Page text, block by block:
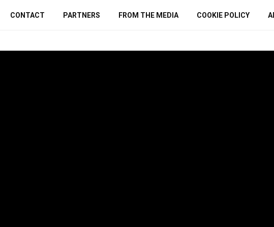
CONTACT PARTNERS FROM THE MEDIA COOKIE POLICY